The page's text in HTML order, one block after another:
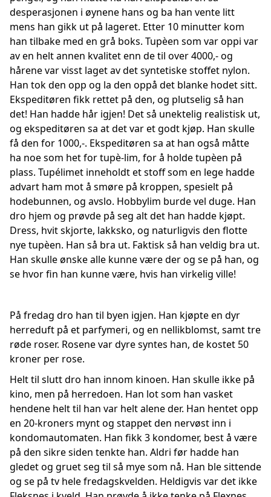
desperasjonen i øynene hans og ba han vente litt
mens han gikk ut på lageret. Etter 10 minutter kom
han tilbake med en grå boks. Tupèen som var oppi var
av en helt annen kvalitet enn de til over 4000,- og
hårene var visst laget av det syntetiske stoffet nylon.
Han tok den opp og la den oppå det blanke hodet sitt.
Ekspeditøren fikk rettet på den, og plutselig så han
det! Han hadde hår igjen! Det så unektelig realistisk ut,
og ekspeditøren sa at det var et godt kjøp. Han skulle
få den for 1000,-. Ekspeditøren sa at han også måtte
ha noe som het for tupè-lim, for å holde tupèen på
plass. Tupélimet inneholdt et stoff som en lege hadde
advart ham mot å smøre på kroppen, spesielt på
hodebunnen, og avslo. Hobbylim burde vel duge. Han
dro hjem og prøvde på seg alt det han hadde kjøpt.
Dress, hvit skjorte, lakksko, og naturligvis den flotte
nye tupèen. Han så bra ut. Faktisk så han veldig bra ut.
Han skulle ønske alle kunne være der og se på han, og
se hvor fin han kunne være, hvis han virkelig ville!
På fredag dro han til byen igjen. Han kjøpte en dyr
herreduft på et parfymeri, og en nellikblomst, samt tre
røde roser. Rosene var dyre syntes han, de kostet 50
kroner per rose.
Helt til slutt dro han innom kinoen. Han skulle ikke på
kino, men på herredoen. Han lot som han vasket
hendene helt til han var helt alene der. Han hentet opp
en 20-kroners mynt og stappet den nervøst inn i
kondomautomaten. Han fikk 3 kondomer, best å være
på den sikre siden tenkte han. Aldri før hadde han
gledet og gruet seg til så mye som nå. Han ble sittende
og se på tv hele fredagskvelden. Heldigvis var det ikke